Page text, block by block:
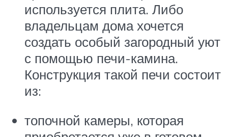
используется плита. Либо
владельцам дома хочется
создать особый загородный уют
с помощью печи-камина.
Конструкция такой печи состоит
из:
топочной камеры, которая